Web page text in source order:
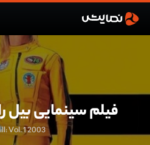
فیلم سینمایی
Vol. 1 2003